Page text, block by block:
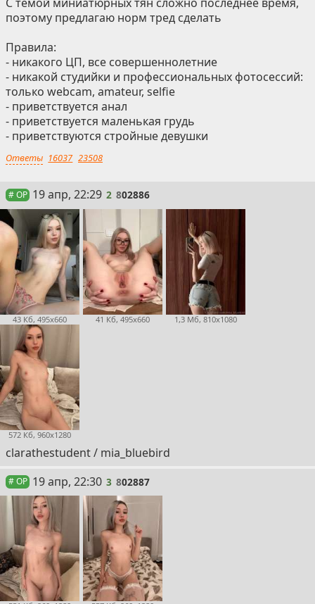
поэтому предлагаю норм тред сделать
Правила:
- никакого ЦП, все совершеннолетние
- никакой студийки и профессиональных фотосессий:
только webcam, amateur, selfie
- приветствуется анал
- приветствуется маленькая грудь
- приветствуются стройные девушки
Ответы 16037 23508
# OP 2
19 апр, 22:29 2 802886
43 Кб, 495x660 41 Кб, 495x660 1,3 Мб, 810x1080
572 Кб, 960x1280
clarathestudent / mia_bluebird
# OP 3
19 апр, 22:30 3 802887